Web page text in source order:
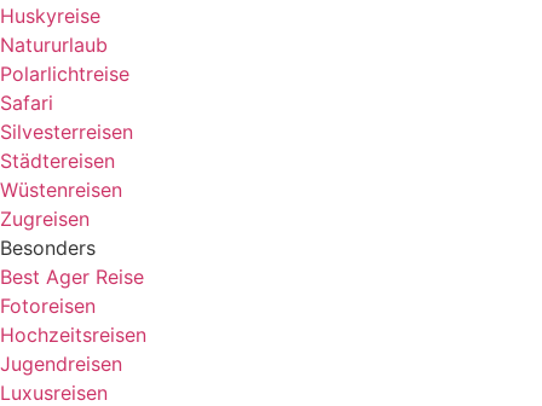
Huskyreise
Natururlaub
Polarlichtreise
Safari
Silvesterreisen
Städtereisen
Wüstenreisen
Zugreisen
Besonders
Best Ager Reise
Fotoreisen
Hochzeitsreisen
Jugendreisen
Luxusreisen